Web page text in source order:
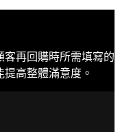
再回購時所需填寫的
高整體滿意度。